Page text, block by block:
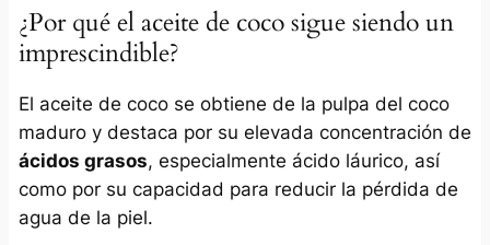
¿Por qué el aceite de coco sigue siendo un
imprescindible?
El aceite de coco se obtiene de la pulpa del coco
maduro y destaca por su elevada concentración de
ácidos grasos, especialmente ácido láurico, así
como por su capacidad para reducir la pérdida de
agua de la piel.